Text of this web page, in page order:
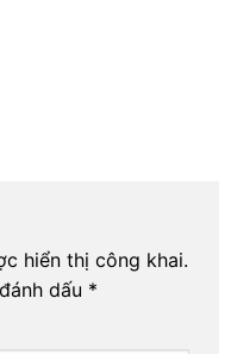
hiển thị công khai.
dấu *